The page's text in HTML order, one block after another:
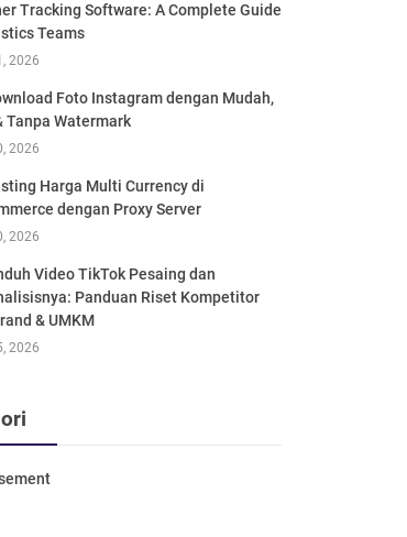
Tracking Software: A Complete Guide
Teams
2026
Foto Instagram dengan Mudah,
Tanpa Watermark
2026
Harga Multi Currency di
dengan Proxy Server
2026
Video TikTok Pesaing dan
Panduan Riset Kompetitor
& UMKM
2026